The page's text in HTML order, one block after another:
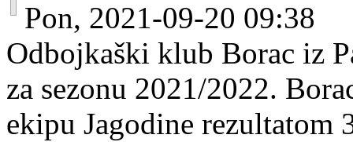
Pon, 2021-09-20 09:38
Odbojkaški klub Borac iz
za sezonu 2021/2022.
ekipu Jagodine rezultatom